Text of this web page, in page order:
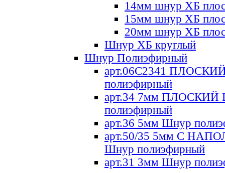
14мм шнур ХБ
15мм шнур ХБ
20мм шнур ХБ
Шнур ХБ круглый
Шнур Полиэфирный
арт.06С2341
полиэфирный
арт.34 7мм ПЛОСКИЙ
полиэфирный
арт.36 5мм Шнур
арт.50/35 5мм С
Шнур полиэфирный
арт.31 3мм Шнур